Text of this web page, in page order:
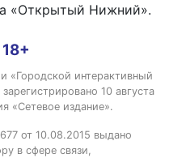
«Открытый Нижний».
18+
«Городской интерактивный
10 августа
«Сетевое издание».
от 10.08.2015 выдано
в сфере связи,